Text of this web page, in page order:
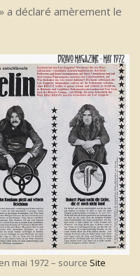
a déclaré amèrement le
mai 1972 – source Site